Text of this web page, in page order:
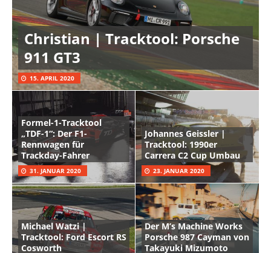
Christian | Tracktool: Porsche
911 GT3
15. APRIL 2020
Formel-1-Tracktool
„TDF-1“: Der F1-
Rennwagen für
Trackday-Fahrer
31. JANUAR 2020
Johannes Geissler |
Tracktool: 1990er
Carrera C2 Cup Umbau
23. JANUAR 2020
Michael Watzi |
Tracktool: Ford Escort RS
Cosworth
Der M’s Machine Works
Porsche 987 Cayman von
Takayuki Mizumoto